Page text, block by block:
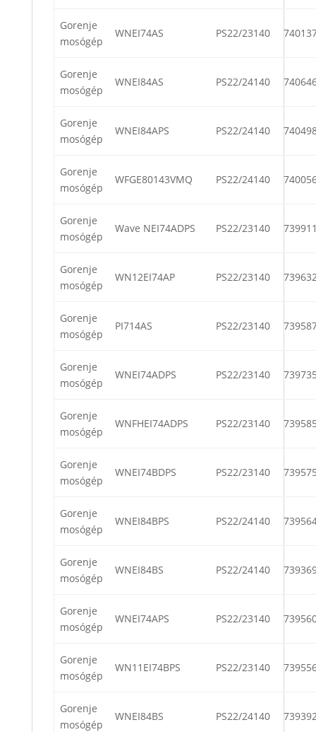
Gorenje
mosógép
WNEI74AS PS22/23140
Gorenje
mosógép
WNEI84AS PS22/24140
Gorenje
mosógép
WNEI84APS PS22/24140
Gorenje
mosógép
WFGE80143VMQ PS22/24140
Gorenje
mosógép
Wave NEI74ADPS PS22/23140
Gorenje
mosógép
WN12EI74AP PS22/23140
Gorenje
mosógép
PI714AS PS22/23140
Gorenje
mosógép
WNEI74ADPS PS22/23140
Gorenje
mosógép
WNFHEI74ADPS PS22/23140
Gorenje
mosógép
WNEI74BDPS PS22/23140
Gorenje
mosógép
WNEI84BPS PS22/24140
Gorenje
mosógép
WNEI84BS PS22/24140
Gorenje
mosógép
WNEI74APS PS22/23140
Gorenje
mosógép
WN11EI74BPS PS22/23140
Gorenje
mosógép
WNEI84BS PS22/24140